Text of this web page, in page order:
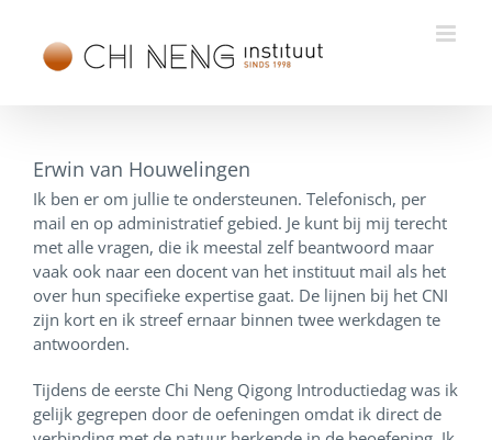
inhoud
Erwin van Houwelingen
Ik ben er om jullie te ondersteunen. Telefonisch, per
mail en op administratief gebied. Je kunt bij mij terecht
met alle vragen, die ik meestal zelf beantwoord maar
vaak ook naar een docent van het instituut mail als het
over hun specifieke expertise gaat. De lijnen bij het CNI
zijn kort en ik streef ernaar binnen twee werkdagen te
antwoorden.
Tijdens de eerste Chi Neng Qigong Introductiedag was ik
gelijk gegrepen door de oefeningen omdat ik direct de